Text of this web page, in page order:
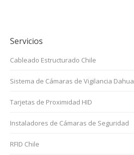
Servicios
Cableado Estructurado Chile
Sistema de Cámaras de Vigilancia Dahua
Tarjetas de Proximidad HID
Instaladores de Cámaras de Seguridad
RFID Chile